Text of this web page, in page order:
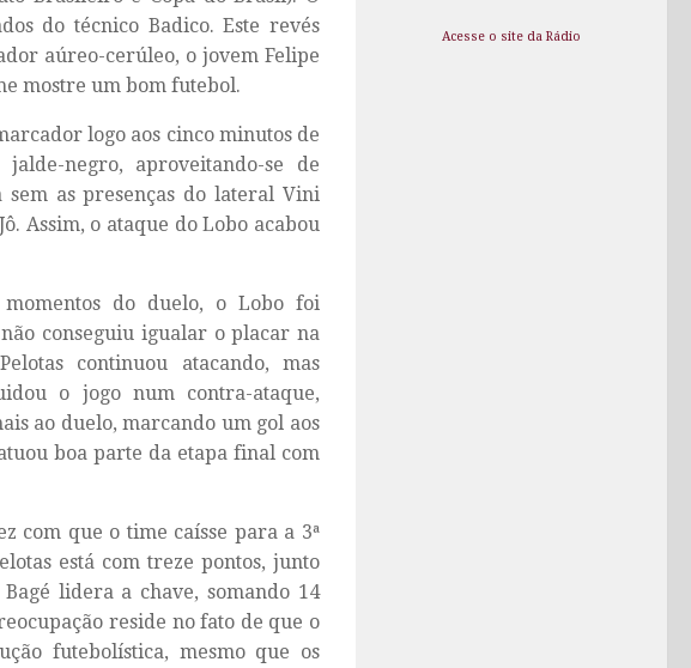
do técnico Badico. Este revés
aúreo-cerúleo, o jovem Felipe
mostre um bom futebol.
logo aos cinco minutos de
negro, aproveitando-se de
as presenças do lateral Vini
Assim, o ataque do Lobo acabou
do duelo, o Lobo foi
conseguiu igualar o placar na
continuou atacando, mas
o jogo num contra-ataque,
ao duelo, marcando um gol aos
boa parte da etapa final com
com que o time caísse para a 3ª
está com treze pontos, junto
lidera a chave, somando 14
reside no fato de que o
futebolística, mesmo que os
Acesse o site da Rádio